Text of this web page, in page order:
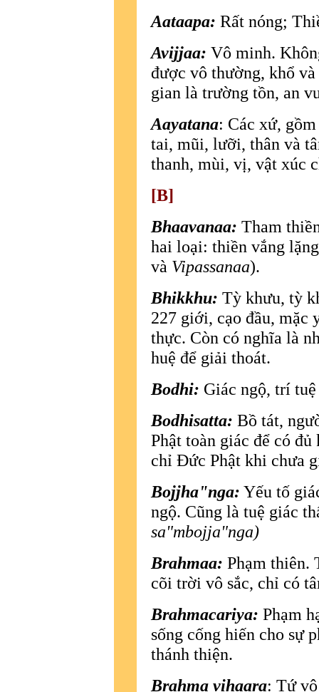
Aataapa: Rất nóng;
Avijjaa: Vô minh.
được vô thường, khổ
gian là trường tồn, an
Aayatana: Các xứ,
tai, mũi, lưỡi, thân và
thanh, mùi, vị, vật xúc
[B]
Bhaavanaa: Tham
hai loại: thiền vắng
và Vipassanaa).
Bhikkhu: Tỳ khưu, tỳ
227 giới, cạo đầu, mặc
thực. Còn có nghĩa là
huệ để giải thoát.
Bodhi: Giác ngộ, trí
Bodhisatta: Bồ tát,
Phật toàn giác để có
chỉ Ðức Phật khi chưa
Bojjha"nga: Yếu tố
ngộ. Cũng là tuệ giác
sa"mbojja"nga)
Brahmaa: Phạm thiên.
cõi trời vô sắc, chỉ có
Brahmacariya: Phạm
sống cống hiến cho sự
thánh thiện.
Brahma vihaara: Tứ